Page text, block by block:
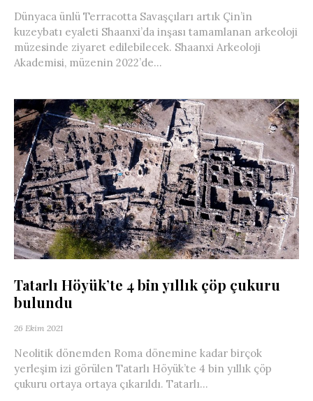
Dünyaca ünlü Terracotta Savaşçıları artık Çin’in
kuzeybatı eyaleti Shaanxi’da inşası tamamlanan arkeoloji
müzesinde ziyaret edilebilecek. Shaanxi Arkeoloji
Akademisi, müzenin 2022’de...
Tatarlı Höyük’te 4 bin yıllık çöp çukuru
bulundu
26 Ekim 2021
Neolitik dönemden Roma dönemine kadar birçok
yerleşim izi görülen Tatarlı Höyük’te 4 bin yıllık çöp
çukuru ortaya ortaya çıkarıldı. Tatarlı...